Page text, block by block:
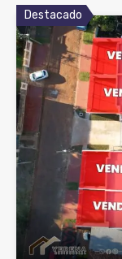
Destacado